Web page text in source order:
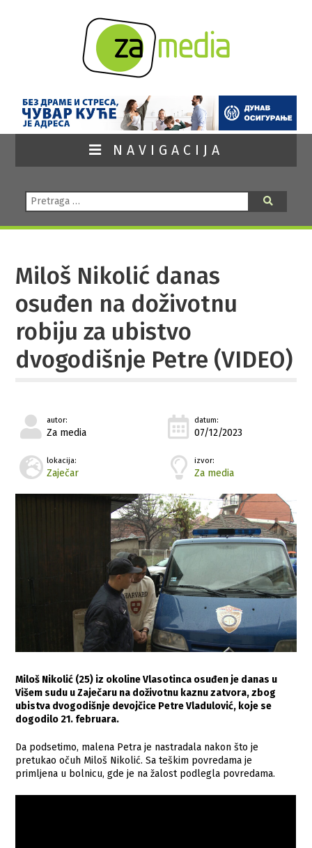
NAVIGACIJA
Pretraga:
Miloš Nikolić danas
osuđen na doživotnu
robiju za ubistvo
dvogodišnje Petre (VIDEO)
autor:
Za media
datum:
07/12/2023
lokacija:
Zaječar
izvor:
Za media
Miloš Nikolić (25) iz okoline Vlasotinca osuđen je danas u
Višem sudu u Zaječaru na doživotnu kaznu zatvora, zbog
ubistva dvogodišnje devojčice Petre Vladulović, koje se
dogodilo 21. februara.
Da podsetimo, malena Petra je nastradala nakon što je
pretukao očuh Miloš Nikolić. Sa teškim povredama je
primljena u bolnicu, gde je na žalost podlegla povredama.